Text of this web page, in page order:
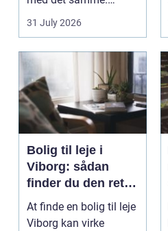
Skærmen splintrer...
31 July 2026
Bolig til leje i
Viborg: sådan
finder du den rette
lejlighed
At finde en bolig til leje
Viborg kan virke